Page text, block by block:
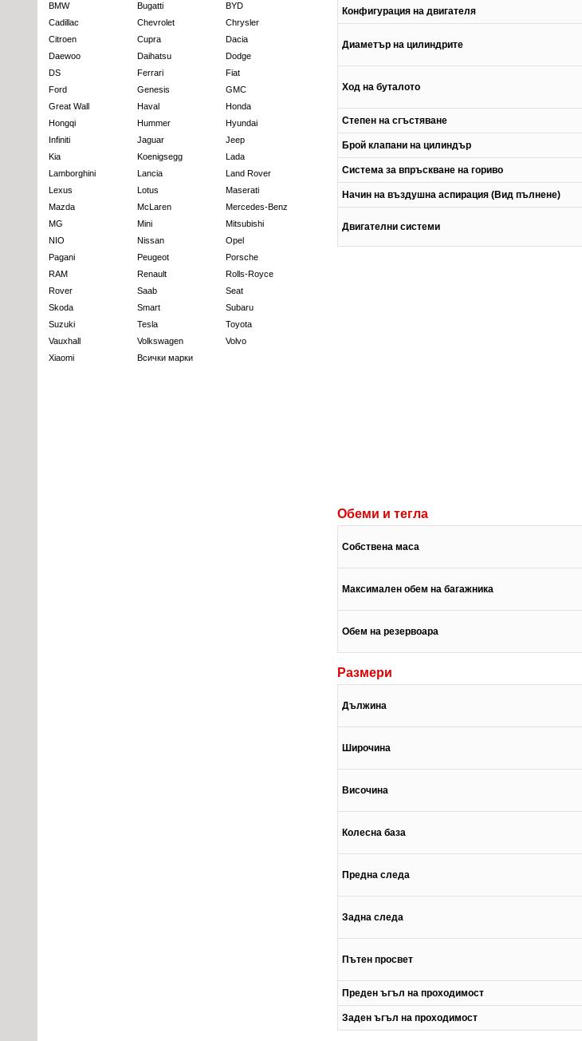
BMW
Bugatti
BYD
Cadillac
Chevrolet
Chrysler
Citroen
Cupra
Dacia
Daewoo
Daihatsu
Dodge
DS
Ferrari
Fiat
Ford
Genesis
GMC
Great Wall
Haval
Honda
Hongqi
Hummer
Hyundai
Infiniti
Jaguar
Jeep
Kia
Koenigsegg
Lada
Lamborghini
Lancia
Land Rover
Lexus
Lotus
Maserati
Mazda
McLaren
Mercedes-Benz
MG
Mini
Mitsubishi
NIO
Nissan
Opel
Pagani
Peugeot
Porsche
RAM
Renault
Rolls-Royce
Rover
Saab
Seat
Skoda
Smart
Subaru
Suzuki
Tesla
Toyota
Vauxhall
Volkswagen
Volvo
Xiaomi
Всички марки
Конфигурация на двигателя
Диаметър на цилиндрите
Ход на буталото
Степен на сгъстяване
Брой клапани на цилиндър
Система за впръскване на гориво
Начин на въздушна аспирация (Вид пълнене)
Двигателни системи
Обеми и тегла
Собствена маса
Максимален обем на багажника
Обем на резервоара
Размери
Дължина
Широчина
Височина
Колесна база
Предна следа
Задна следа
Пътен просвет
Преден ъгъл на проходимост
Заден ъгъл на проходимост